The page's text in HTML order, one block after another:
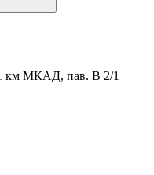
км МКАД, пав. В 2/1